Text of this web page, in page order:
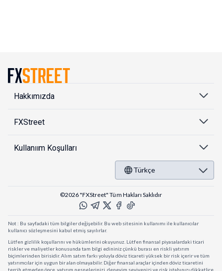
Hakkımızda
FXStreet
Kullanıım Koşulları
Türkçe
©2026 "FXStreet" Tüm Hakları Saklıdır
Not : Bu sayfadaki tüm bilgiler değişebilir. Bu web sitesinin kullanımı ile kullanıcılar
kullanıcı sözleşmesini kabul etmiş sayılırlar.
Lütfen gizlilik koşullarını ve hükümlerini okuyunuz. Lütfen finansal piyasalardaki ticari
riskler ve maliyetler konusunda tam bilgi edininiz çünkü burası en riskli yatırım
biçimlerinden birisidir. Alım satım farkı yoluyla döviz ticareti yüksek bir risk içerir ve tüm
yatırımcılar için uygun bir alan olmayabilir. Diğer finansal araçlar içinden döviz ticaretini
tercih etmeden önce, yatırım nesnelerinizi, deneyim seviyenizi ve risk iştahınızı dikkatlice